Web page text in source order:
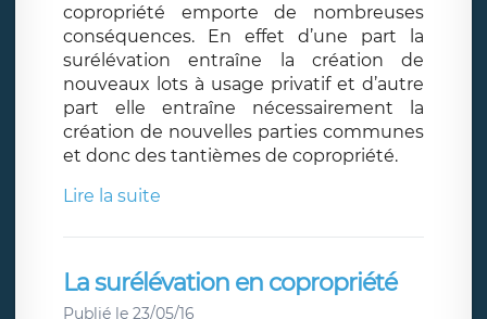
copropriété emporte de nombreuses
conséquences. En effet d’une part la
surélévation entraîne la création de
nouveaux lots à usage privatif et d’autre
part elle entraîne nécessairement la
création de nouvelles parties communes
et donc des tantièmes de copropriété.
Lire la suite
La surélévation en copropriété
Publié le 23/05/16